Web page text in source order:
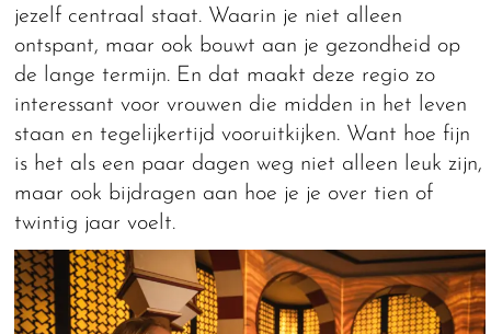
jezelf centraal staat. Waarin je niet alleen
ontspant, maar ook bouwt aan je gezondheid op
de lange termijn. En dat maakt deze regio zo
interessant voor vrouwen die midden in het leven
staan en tegelijkertijd vooruitkijken. Want hoe fijn
is het als een paar dagen weg niet alleen leuk zijn,
maar ook bijdragen aan hoe je je over tien of
twintig jaar voelt.